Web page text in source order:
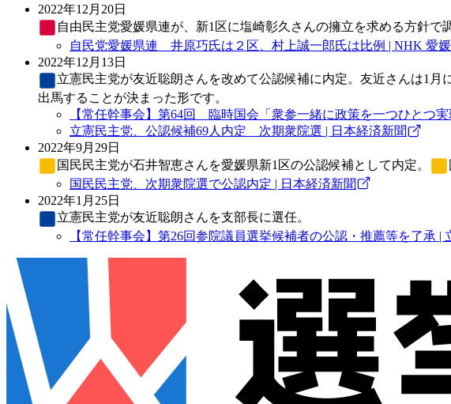
2022年12月20日
自由民主党愛媛県連が、新1区に塩崎彰久さんの擁立を求める方針で
自民党愛媛県連 井原巧氏は２区、村上誠一郎氏は比例 | NHK 愛
2022年12月13日
立憲民主党が友近聡朗さんを改めて公認候補に内定。友近さんは1
出馬することが決まった形です。
【常任幹事会】第64回 臨時国会「衆参一緒に政策を一つひとつ
立憲民主党、公認候補69人内定 次期衆院選 | 日本経済新聞
2022年9月29日
国民民主党が石井智恵さんを愛媛県新1区の公認候補として内定。
国民民主党、次期衆院選で公認内定 | 日本経済新聞
2022年1月25日
立憲民主党が友近聡朗さんを支部長に選任。
【常任幹事会】第26回参院議員選挙候補者の公認・推薦等を了承 |